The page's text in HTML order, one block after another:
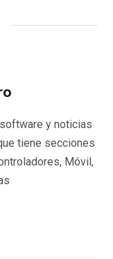
y noticias
tiene secciones
Móvil,